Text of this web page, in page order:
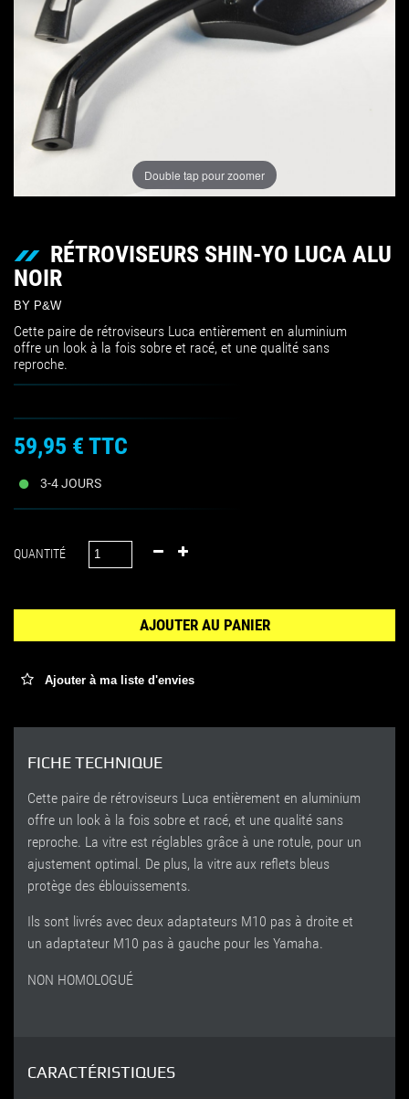
Double tap pour zoomer
RÉTROVISEURS SHIN-YO LUCA ALU
NOIR
BY P&W
Cette paire de rétroviseurs Luca entièrement en aluminium
offre un look à la fois sobre et racé, et une qualité sans
reproche.
59,95 € TTC
3-4 JOURS
QUANTITÉ
AJOUTER AU PANIER
Ajouter à ma liste d'envies
FICHE TECHNIQUE
Cette paire de rétroviseurs Luca entièrement en aluminium
offre un look à la fois sobre et racé, et une qualité sans
reproche. La vitre est réglables grâce à une rotule, pour un
ajustement optimal. De plus, la vitre aux reflets bleus
protège des éblouissements.
Ils sont livrés avec deux adaptateurs M10 pas à droite et
un adaptateur M10 pas à gauche pour les Yamaha.
NON HOMOLOGUÉ
CARACTÉRISTIQUES